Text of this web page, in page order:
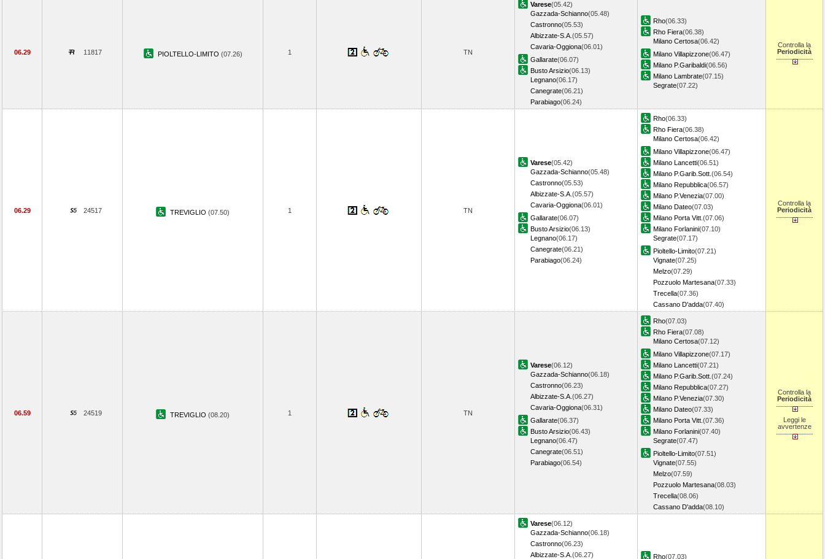
06.29 11817 PIOLTELLO-LIMITO (07.26) 1 TN
Varese(05.42)
Gazzada-Schianno(05.48)
Castronno(05.53)
Albizzate-S.A. (05.57)
Cavaria-Oggiona(06.01)
Gallarate(06.07)
Busto Arsizio(06.13)
Legnano(06.17)
Canegrate(06.21)
Parabiago(06.24)
Rho(06.33)
Rho Fiera(06.38)
Milano Certosa(06.42)
Milano Villapizzone(06.47)
Milano P.Garibaldi(06.56)
Milano Lambrate(07.15)
Segrate(07.22)
Controlla la
Periodicità
06.29 24517 TREVIGLIO (07.50) 1 TN
Varese(05.42)
Gazzada-Schianno(05.48)
Castronno(05.53)
Albizzate-S.A. (05.57)
Cavaria-Oggiona(06.01)
Gallarate(06.07)
Busto Arsizio(06.13)
Legnano(06.17)
Canegrate(06.21)
Parabiago(06.24)
Rho(06.33)
Rho Fiera(06.38)
Milano Certosa(06.42)
Milano Villapizzone(06.47)
Milano Lancetti(06.51)
Milano P.Garib.Sott. (06.54)
Milano Repubblica(06.57)
Milano P.Venezia(07.00)
Milano Dateo(07.03)
Milano Porta Vitt. (07.06)
Milano Forlanini(07.10)
Segrate(07.17)
Pioltello-Limito(07.21)
Vignate(07.25)
Melzo(07.29)
Pozzuolo Martesana(07.33)
Trecella(07.36)
Cassano D'adda(07.40)
Controlla la
Periodicità
06.59 24519 TREVIGLIO (08.20) 1 TN
Varese(06.12)
Gazzada-Schianno(06.18)
Castronno(06.23)
Albizzate-S.A. (06.27)
Cavaria-Oggiona(06.31)
Gallarate(06.37)
Busto Arsizio(06.43)
Legnano(06.47)
Canegrate(06.51)
Parabiago(06.54)
Rho(07.03)
Rho Fiera(07.08)
Milano Certosa(07.12)
Milano Villapizzone(07.17)
Milano Lancetti(07.21)
Milano P.Garib.Sott. (07.24)
Milano Repubblica(07.27)
Milano P.Venezia(07.30)
Milano Dateo(07.33)
Milano Porta Vitt. (07.36)
Milano Forlanini(07.40)
Segrate(07.47)
Pioltello-Limito(07.51)
Vignate(07.55)
Melzo(07.59)
Pozzuolo Martesana(08.03)
Trecella(08.06)
Cassano D'adda(08.10)
Controlla la
Periodicità
Leggi le
avvertenze
Varese(06.12)
Gazzada-Schianno(06.18)
Castronno(06.23)
Albizzate-S.A. (06.27) Rho(07.03)